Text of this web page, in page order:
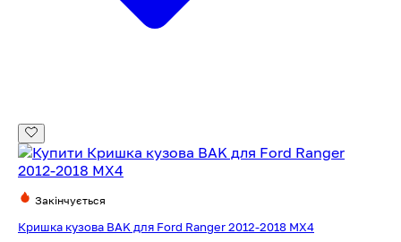
Закінчується
Кришка кузова BAK для Ford Ranger 2012-2018 MX4